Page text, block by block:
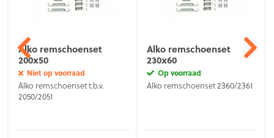
Alko remschoenset
200x50
Niet op voorraad
Alko remschoenset t.b.v.
2050/2051
Alko remschoenset
230x60
Op voorraad
Alko remschoenset 2360/2361